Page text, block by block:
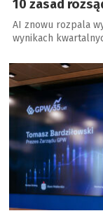
10 zasad
AI znowu rozpala
wynikach
a